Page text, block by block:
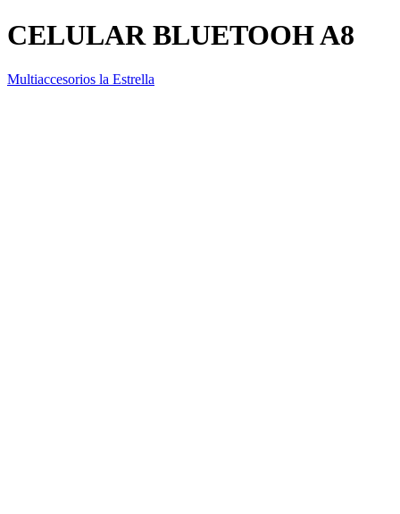
CELULAR BLUETOOH A8
Multiaccesorios la Estrella